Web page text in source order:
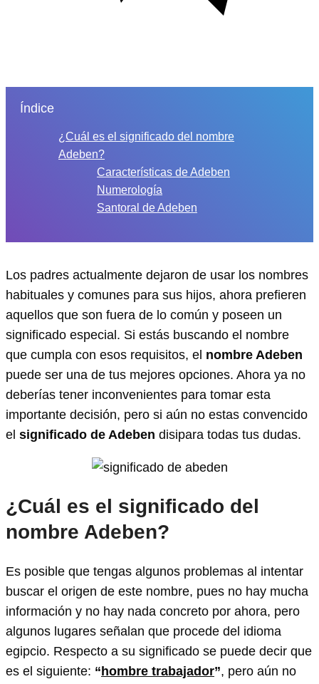
Índice
¿Cuál es el significado del nombre
Adeben?
Características de Adeben
Numerología
Santoral de Adeben
Los padres actualmente dejaron de usar los nombres
habituales y comunes para sus hijos, ahora prefieren
aquellos que son fuera de lo común y poseen un
significado especial. Si estás buscando el nombre
que cumpla con esos requisitos, el nombre Adeben
puede ser una de tus mejores opciones. Ahora ya no
deberías tener inconvenientes para tomar esta
importante decisión, pero si aún no estas convencido
el significado de Adeben disipara todas tus dudas.
¿Cuál es el significado del
nombre Adeben?
Es posible que tengas algunos problemas al intentar
buscar el origen de este nombre, pues no hay mucha
información y no hay nada concreto por ahora, pero
algunos lugares señalan que procede del idioma
egipcio. Respecto a su significado se puede decir que
es el siguiente: “ hombre trabajador”, pero aún no